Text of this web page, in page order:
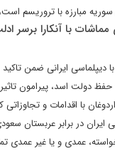
مبارزه با تروریسم
با آنکارا برسر
دیپلماسی ایرانی ضمن
حفظ دولت اسد، پیرامون
با اقدامات و
در برابر عربستان
عمدی و یا غیر